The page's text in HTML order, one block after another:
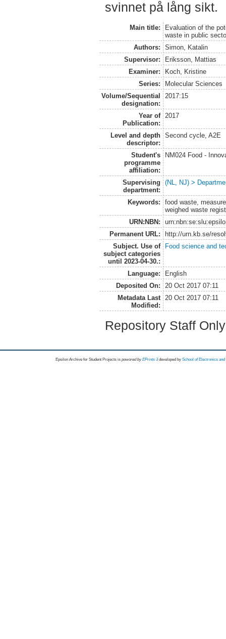
svinnet på lång sikt.
Main title:
Evaluation of the
waste in public
Authors:
Simon, Katalin
Supervisor:
Eriksson, Mattias
Examiner:
Koch, Kristine
Series:
Molecular Sciences
Volume/Sequential
designation:
2017:15
Year of
Publication:
2017
Level and depth
descriptor:
Second cycle, A2E
Student's
programme
affiliation:
NM024 Food -
Supervising
department:
(NL, NJ) >
Keywords:
food waste,
weighed waste
URN:NBN:
Permanent URL:
http://urn.kb.se/
Subject. Use of
subject categories
until 2023-04-30.:
Food science and
Language:
English
Deposited On:
20 Oct 2017 07:11
Metadata Last
Modified:
20 Oct 2017 07:11
Repository Staff
Epsilon Archive for Student Projects is powored byEPrints 3 developed by School of Electronics